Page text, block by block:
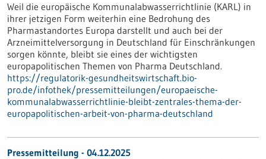
Weil die europäische Kommunalabwasserrichtlinie (KARL) in
ihrer jetzigen Form weiterhin eine Bedrohung des
Pharmastandortes Europa darstellt und auch bei der
Arzneimittelversorgung in Deutschland für Einschränkungen
sorgen könnte, bleibt sie eines der wichtigsten
europapolitischen Themen von Pharma Deutschland.
https://regulatorik-gesundheitswirtschaft.bio-
pro.de/infothek/pressemitteilungen/europaeische-
kommunalabwasserrichtlinie-bleibt-zentrales-thema-der-
europapolitischen-arbeit-von-pharma-deutschland
Pressemitteilung - 04.12.2025